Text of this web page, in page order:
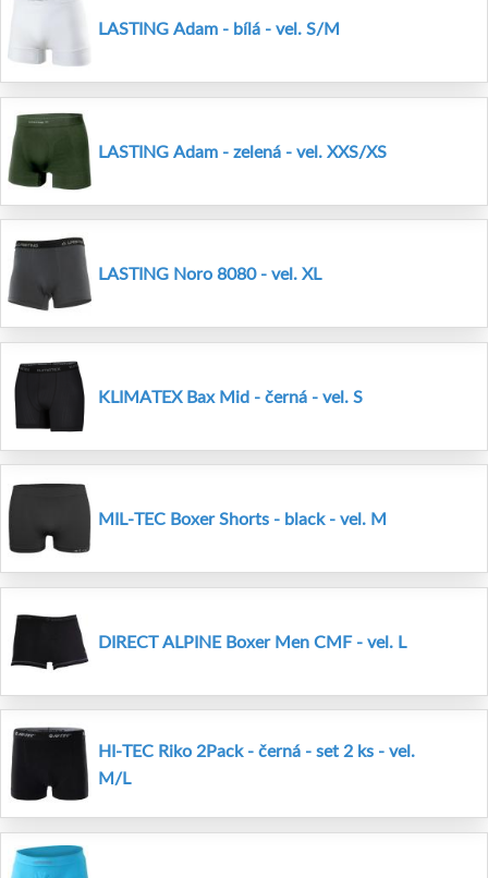
LASTING Adam - bílá - vel. S/M
LASTING Adam - zelená - vel. XXS/XS
LASTING Noro 8080 - vel. XL
KLIMATEX Bax Mid - černá - vel. S
MIL-TEC Boxer Shorts - black - vel. M
DIRECT ALPINE Boxer Men CMF - vel. L
HI-TEC Riko 2Pack - černá - set 2 ks - vel.
M/L